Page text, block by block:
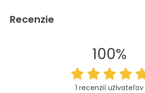
Recenzie
100%
1 recenzií užívateľov